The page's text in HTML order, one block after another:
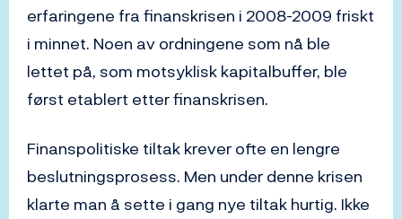
erfaringene fra finanskrisen i 2008-2009 friskt
i minnet. Noen av ordningene som nå ble
lettet på, som motsyklisk kapitalbuffer, ble
først etablert etter finanskrisen.
Finanspolitiske tiltak krever ofte en lengre
beslutningsprosess. Men under denne krisen
klarte man å sette i gang nye tiltak hurtig. Ikke